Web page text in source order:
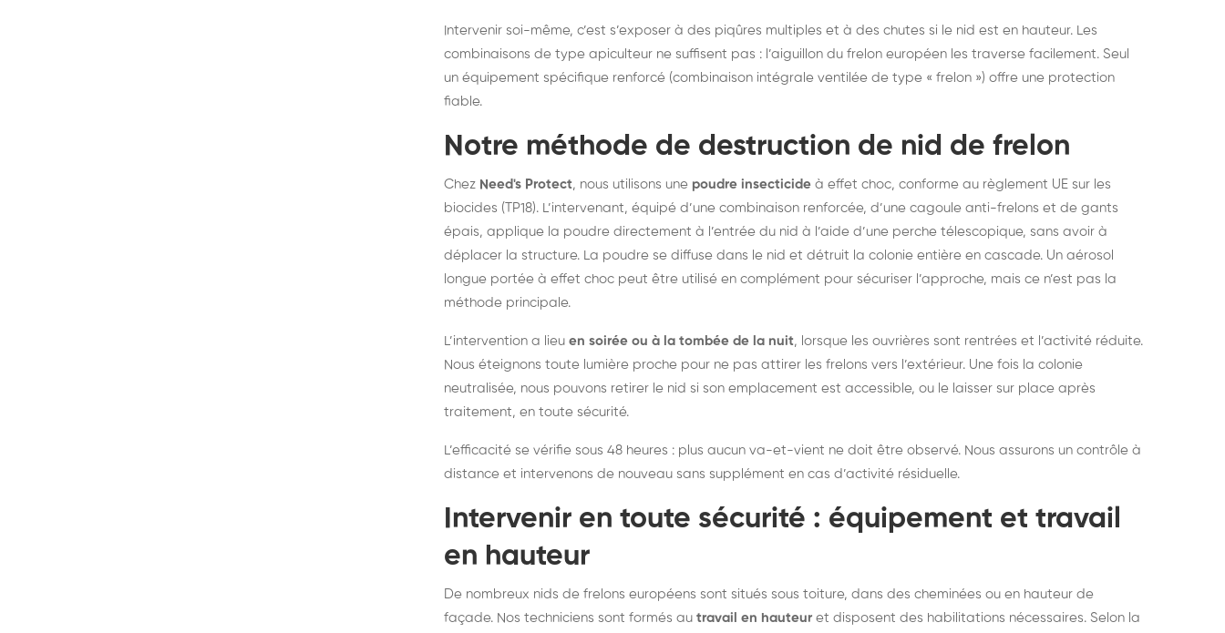
Intervenir soi-même, c’est s’exposer à des piqûres multiples et à des chutes si le nid est en hauteur. Les
combinaisons de type apiculteur ne suffisent pas : l’aiguillon du frelon européen les traverse facilement. Seul
un équipement spécifique renforcé (combinaison intégrale ventilée de type « frelon ») offre une protection
fiable.
Notre méthode de destruction de nid de frelon
Chez Need's Protect, nous utilisons une poudre insecticide à effet choc, conforme au règlement UE sur les
biocides (TP18). L’intervenant, équipé d’une combinaison renforcée, d’une cagoule anti-frelons et de gants
épais, applique la poudre directement à l’entrée du nid à l’aide d’une perche télescopique, sans avoir à
déplacer la structure. La poudre se diffuse dans le nid et détruit la colonie entière en cascade. Un aérosol
longue portée à effet choc peut être utilisé en complément pour sécuriser l’approche, mais ce n’est pas la
méthode principale.
L’intervention a lieu en soirée ou à la tombée de la nuit, lorsque les ouvrières sont rentrées et l’activité réduite.
Nous éteignons toute lumière proche pour ne pas attirer les frelons vers l’extérieur. Une fois la colonie
neutralisée, nous pouvons retirer le nid si son emplacement est accessible, ou le laisser sur place après
traitement, en toute sécurité.
L’efficacité se vérifie sous 48 heures : plus aucun va-et-vient ne doit être observé. Nous assurons un contrôle à
distance et intervenons de nouveau sans supplément en cas d’activité résiduelle.
Intervenir en toute sécurité : équipement et travail
en hauteur
De nombreux nids de frelons européens sont situés sous toiture, dans des cheminées ou en hauteur de
façade. Nos techniciens sont formés au travail en hauteur et disposent des habilitations nécessaires. Selon la